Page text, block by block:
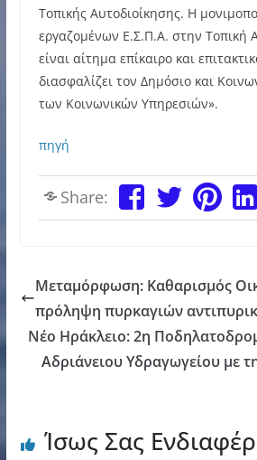
Τοπικής Αυτοδιοίκησης. Η
εργαζομένων Ε.Σ.Π.Α. στην Τοπική
είναι αίτημα επίκαιρο και
διασφαλίζει τον Δημόσιο και
των Κοινωνικών Υπηρεσιών».
πηγή
Share:
Μεταμόρφωση: Καθαρισμός
πρόληψη πυρκαγιών
Νέο Ηράκλειο: 2η
Αδριάνειου Υδραγωγείου με
Ίσως Σας